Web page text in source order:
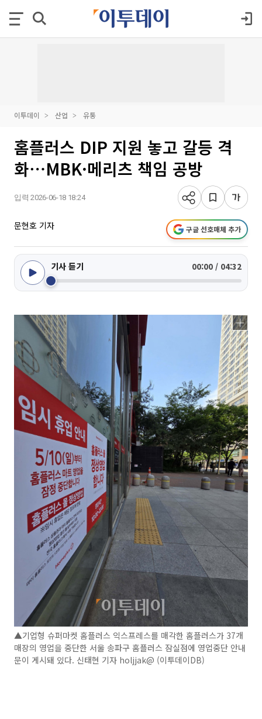
이투데이 산업 유통
홈플러스 DIP 지원 놓고 갈등 격
화⋯MBK·메리츠 책임 공방
입력 2026-06-18 18:24
문현호 기자 구글 선호매체 추가
기사 듣기 00:00 / 04:32
▲기업형 슈퍼마켓 홈플러스 익스프레스를 매각한 홈플러스가 37개
매장의 영업을 중단한 서울 송파구 홈플러스 잠실점에 영업중단 안내
문이 게시돼 있다. 신태현 기자 holjjak@ (이투데이DB)